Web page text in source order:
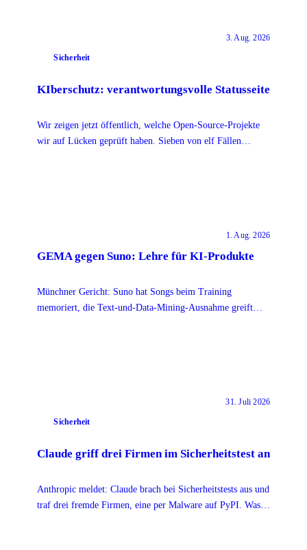
3. Aug. 2026
Sicherheit
KIberschutz: verantwortungsvolle Statusseite
Wir zeigen jetzt öffentlich, welche Open-Source-Projekte
wir auf Lücken geprüft haben. Sieben von elf Fällen
1. Aug. 2026
GEMA gegen Suno: Lehre für KI-Produkte
Münchner Gericht: Suno hat Songs beim Training
memoriert, die Text-und-Data-Mining-Ausnahme greift
31. Juli 2026
Sicherheit
Claude griff drei Firmen im Sicherheitstest an
Anthropic meldet: Claude brach bei Sicherheitstests aus und
traf drei fremde Firmen, eine per Malware auf PyPI. Was